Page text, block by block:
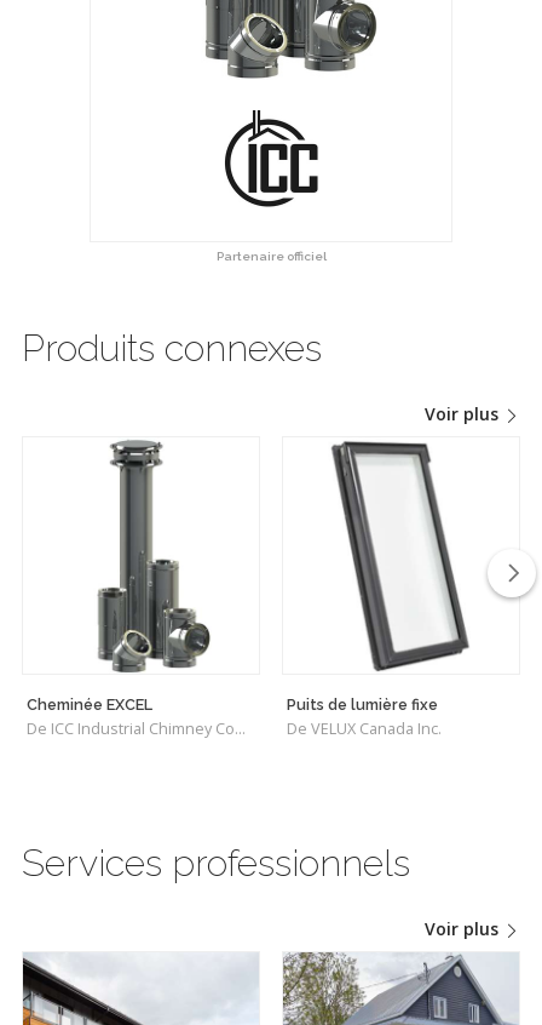
Partenaire officiel
Produits connexes
Voir plus
Cheminée EXCEL
De ICC Industrial Chimney Company Inc.
Puits de lumière fixe
De VELUX Canada Inc.
Services professionnels
Voir plus